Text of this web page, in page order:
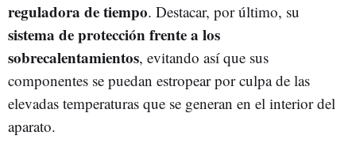
reguladora de tiempo. Destacar, por último, su
sistema de protección frente a los
sobrecalentamientos, evitando así que sus
componentes se puedan estropear por culpa de las
elevadas temperaturas que se generan en el interior del
aparato.